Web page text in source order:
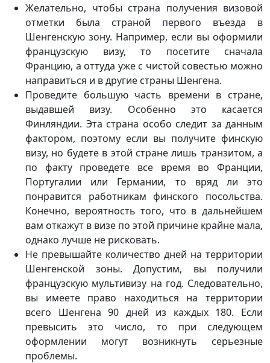
Желательно, чтобы страна получения визовой
отметки была страной первого въезда в
Шенгенскую зону. Например, если вы оформили
французскую визу, то посетите сначала
Францию, а оттуда уже с чистой совестью можно
направиться и в другие страны Шенгена.
Проведите большую часть времени в стране,
выдавшей визу. Особенно это касается
Финляндии. Эта страна особо следит за данным
фактором, поэтому если вы получите финскую
визу, но будете в этой стране лишь транзитом, а
по факту проведете все время во Франции,
Португалии или Германии, то вряд ли это
понравится работникам финского посольства.
Конечно, вероятность того, что в дальнейшем
вам откажут в визе по этой причине крайне мала,
однако лучше не рисковать.
Не превышайте количество дней на территории
Шенгенской зоны. Допустим, вы получили
французскую мультивизу на год. Следовательно,
вы имеете право находиться на территории
всего Шенгена 90 дней из каждых 180. Если
превысить это число, то при следующем
оформлении могут возникнуть серьезные
проблемы.